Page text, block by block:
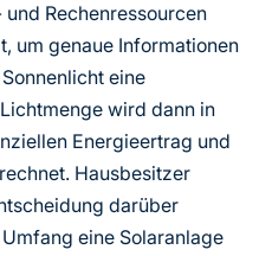
Rechenressourcen
um genaue Informationen
eine
wird dann in
Energieertrag und
Hausbesitzer
darüber
eine Solaranlage